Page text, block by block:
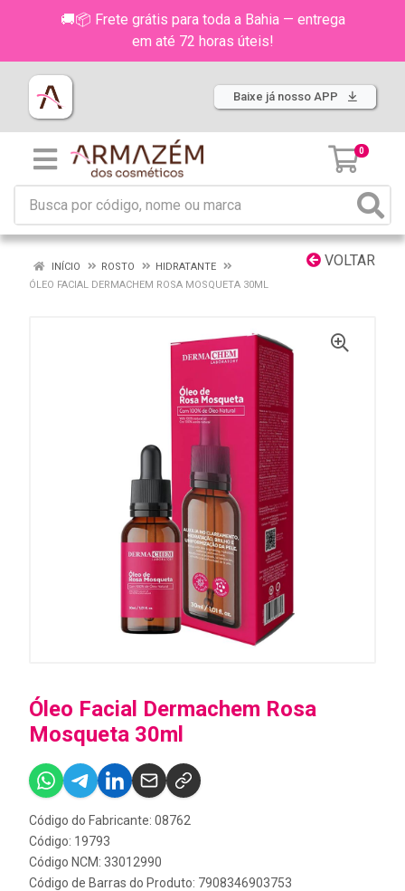
🚚📦 Frete grátis para toda a Bahia — entrega
em até 72 horas úteis!
Baixe já nosso APP
0
VOLTAR
INÍCIO ROSTO
HIDRATANTE
ÓLEO FACIAL DERMACHEM ROSA MOSQUETA 30ML
Óleo Facial Dermachem Rosa
Mosqueta 30ml
Código do Fabricante: 08762
Código: 19793
Código NCM: 33012990
Código de Barras do Produto: 7908346903753